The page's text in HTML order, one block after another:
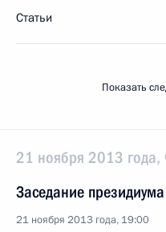
Статьи
Показать
21 ноября 2013 года,
Заседание
21 ноября 2013 года, 19:00